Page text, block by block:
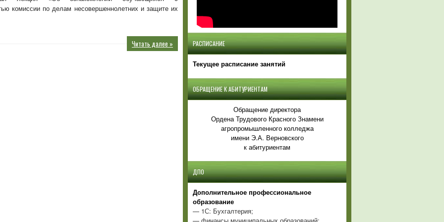
их
комиссии по делам несовершеннолетних и защите их
Читать далее » РАСПИСАНИЕ
Текущее расписание занятий
ОБРАЩЕНИЕ К АБИТУРИЕНТАМ
Обращение директора
Ордена Трудового Красного Знамени
агропромышленного колледжа
имени Э.А. Верновского
к абитуриентам
ДПО
Дополнительное профессиональное
образование
— 1С: Бухгалтерия;